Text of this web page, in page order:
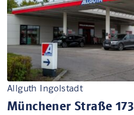
Allguth Ingolstadt
Münchener Straße 173